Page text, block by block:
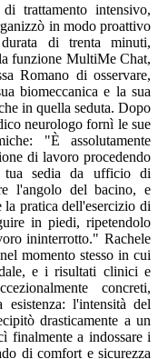
trattamento intensivo,
in modo proattivo
di trenta minuti,
funzione MultiMe Chat,
Romano di osservare,
biomeccanica e la sua
in quella seduta. Dopo
neurologo fornì le sue
"È assolutamente
di lavoro procedendo
tua sedia da ufficio di
l'angolo del bacino, e
pratica dell'esercizio di
in piedi, ripetendolo
ininterrotto." Rachele
momento stesso in cui
e i risultati clinici e
concreti,
l'intensità del
drasticamente a un
finalmente a indossare i
di comfort e sicurezza